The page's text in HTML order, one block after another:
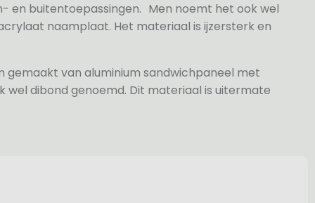
en buitentoepassingen. Men noemt het ook wel
naamplaat. Het materiaal is ijzersterk en
gemaakt van aluminium sandwichpaneel met
wel dibond genoemd. Dit materiaal is uitermate